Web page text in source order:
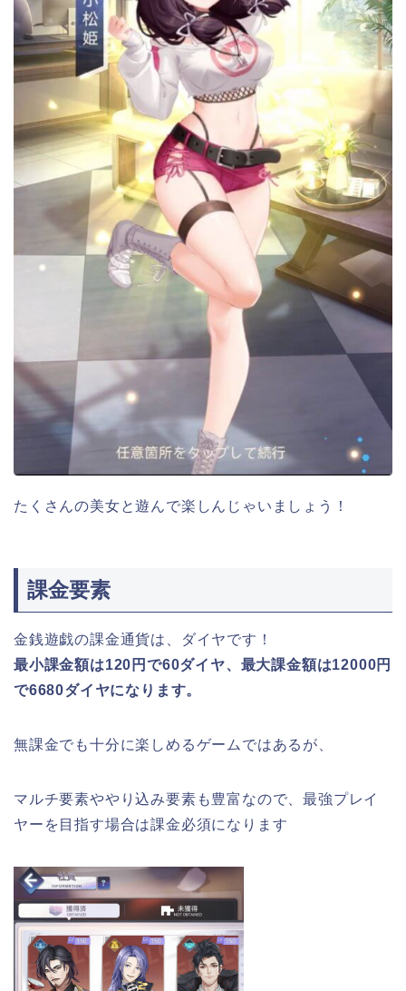
たくさんの美女と遊んで楽しんじゃいましょう！
課金要素
金銭遊戯の課金通貨は、ダイヤです！
最小課金額は120円で60ダイヤ、最大課金額は12000円
で6680ダイヤになります。
無課金でも十分に楽しめるゲームではあるが、
マルチ要素ややり込み要素も豊富なので、最強プレイ
ヤーを目指す場合は課金必須になります